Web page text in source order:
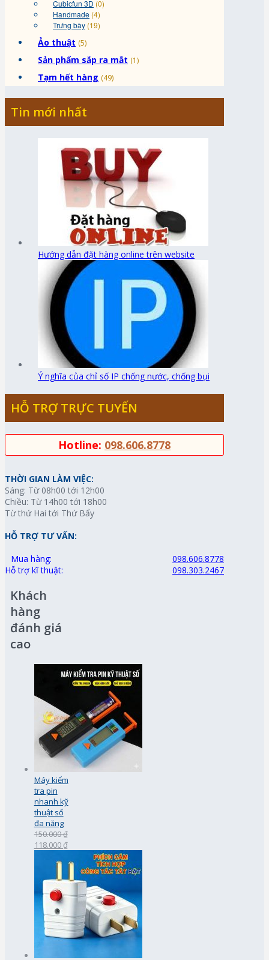
Cubicfun 3D (0)
Handmade (4)
Trưng bày (19)
Ảo thuật (5)
Sản phẩm sắp ra mắt (1)
Tạm hết hàng (49)
Tin mới nhất
Hướng dẫn đặt hàng online trên website
Ý nghĩa của chỉ số IP chống nước, chống bụi
HỖ TRỢ TRỰC TUYẾN
Hotline: 098.606.8778
THỜI GIAN LÀM VIỆC:
Sáng: Từ 08h00 tới 12h00
Chiều: Từ 14h00 tới 18h00
Từ thứ Hai tới Thứ Bẩy
HỖ TRỢ TƯ VẤN:
Mua hàng:
098.606.8778
Hỗ trợ kĩ thuật:
098.303.2467
Khách
hàng
đánh giá
cao
Máy kiểm
tra pin
nhanh kỹ
thuật số
đa năng
150.000 ₫
118.000 ₫